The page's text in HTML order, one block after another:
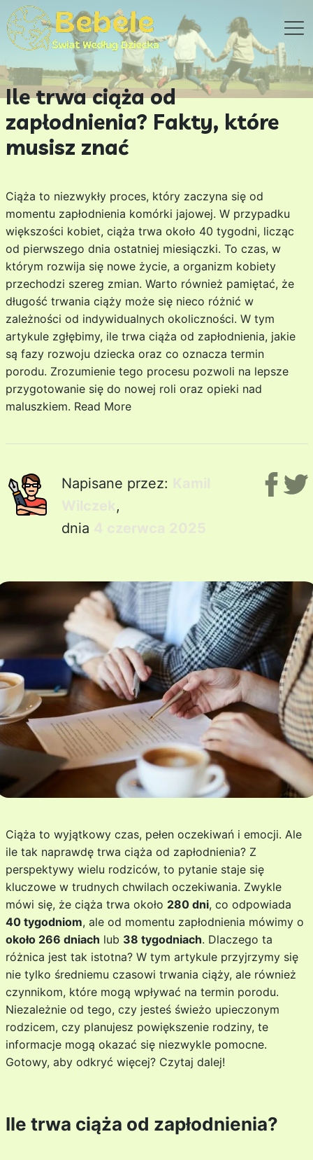
Ile trwa ciąża od
zapłodnienia? Fakty, które
musisz znać
Ciąża to niezwykły proces, który zaczyna się od
momentu zapłodnienia komórki jajowej. W przypadku
większości kobiet, ciąża trwa około 40 tygodni, licząc
od pierwszego dnia ostatniej miesiączki. To czas, w
którym rozwija się nowe życie, a organizm kobiety
przechodzi szereg zmian. Warto również pamiętać, że
długość trwania ciąży może się nieco różnić w
zależności od indywidualnych okoliczności. W tym
artykule zgłębimy, ile trwa ciąża od zapłodnienia, jakie
są fazy rozwoju dziecka oraz co oznacza termin
porodu. Zrozumienie tego procesu pozwoli na lepsze
przygotowanie się do nowej roli oraz opieki nad
maluszkiem. Read More
Napisane przez:
,
dnia
Ciąża to wyjątkowy czas, pełen oczekiwań i emocji. Ale
ile tak naprawdę trwa ciąża od zapłodnienia? Z
perspektywy wielu rodziców, to pytanie staje się
kluczowe w trudnych chwilach oczekiwania. Zwykle
mówi się, że ciąża trwa około 280 dni, co odpowiada
40 tygodniom, ale od momentu zapłodnienia mówimy o
około 266 dniach lub 38 tygodniach. Dlaczego ta
różnica jest tak istotna? W tym artykule przyjrzymy się
nie tylko średniemu czasowi trwania ciąży, ale również
czynnikom, które mogą wpływać na termin porodu.
Niezależnie od tego, czy jesteś świeżo upieczonym
rodzicem, czy planujesz powiększenie rodziny, te
informacje mogą okazać się niezwykle pomocne.
Gotowy, aby odkryć więcej? Czytaj dalej!
Ile trwa ciąża od zapłodnienia?